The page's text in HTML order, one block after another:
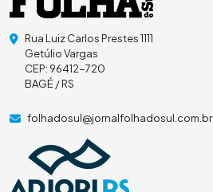
Rua Luiz Carlos Prestes 1111
Getúlio Vargas
CEP: 96412-720
BAGÉ / RS
folhadosul@jornalfolhadosul.com.br